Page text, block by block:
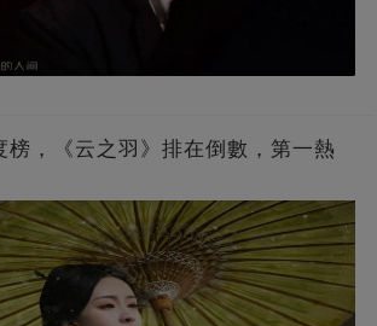
榜，《云之羽》排在倒數，第一熱